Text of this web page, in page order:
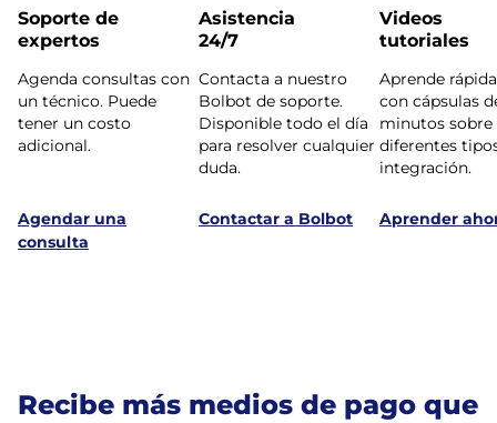
Soporte de
expertos
Agenda consultas con
un técnico. Puede
tener un costo
adicional.
Agendar una
consulta
Asistencia
24/7
Contacta a nuestro
Bolbot de soporte.
Disponible todo el día
para resolver cualquier
duda.
Contactar a Bolbot
Videos
tutoriales
Aprende
con cápsulas
minutos sobre
diferentes
integración.
Aprender
Recibe más medios de pago que